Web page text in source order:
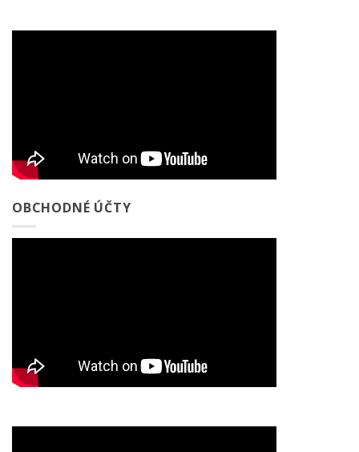
OBCHODNÉ ÚČTY